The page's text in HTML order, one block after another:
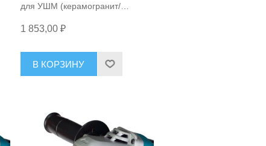
для УШМ (керамогранит/
керамика/ бетон/кирпич), сухой/
1 853,00 ₽
В КОРЗИНУ